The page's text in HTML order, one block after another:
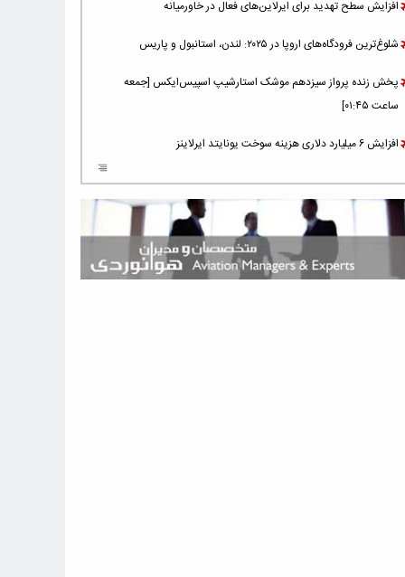
افزایش سطح تهدید برای ایرلاین‌های فعال در خاورمیانه
شلوغ‌ترین فرودگاه‌های اروپا در ۲۰۲۵: لندن، استانبول و پاریس
پخش زنده پرواز سیزدهم موشک استارشیپ اسپیس‌ایکس [جمعه
ساعت ۰۱:۴۵]
افزایش ۶ میلیارد دلاری هزینه‌ سوخت یونایتد ایرلاینز
هوش مصنوعی وارد تعمیر و بازرسی موتورهای هواپیما شد
حمله هوایی به تأسیسات فرودگاه سمنان
استخدام در صنعت هوانوردی کانادا با آموزش رایگان و حقوق ۱۲۷ هزار
دلاری